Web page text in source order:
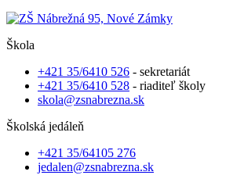
Škola
+421 35/6410 526 - sekretariát
+421 35/6410 528 - riaditeľ školy
skola@zsnabrezna.sk
Školská jedáleň
+421 35/64105 276
jedalen@zsnabrezna.sk